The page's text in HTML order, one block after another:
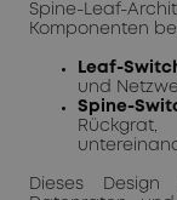
Spine-Leaf-
Komponenten
Leaf-
und
Spine-
Dieses